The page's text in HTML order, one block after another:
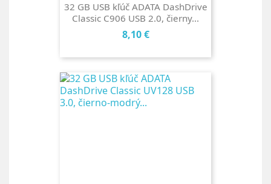
32 GB USB kľúč ADATA DashDrive
Classic C906 USB 2.0, čierny...
Cena
8,10 €